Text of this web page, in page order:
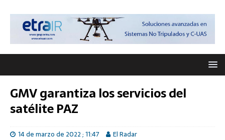
GMV garantiza los servicios del
satélite PAZ
14 de marzo de 2022 ; 11:47 El Radar